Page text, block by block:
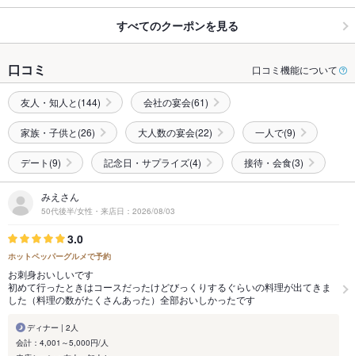
すべてのクーポンを見る
口コミ 口コミ機能について
友人・知人と(144) 会社の宴会(61)
家族・子供と(26) 大人数の宴会(22) 一人で(9)
デート(9) 記念日・サプライズ(4) 接待・会食(3)
みえさん
50代後半/女性・来店日：2026/08/03
3.0
ホットペッパーグルメで予約
お刺身おいしいです
初めて行ったときはコースだったけどびっくりするぐらいの料理が出てきま
した（料理の数がたくさんあった）全部おいしかったです
ディナー | 2人
会計：4,001～5,000円/人